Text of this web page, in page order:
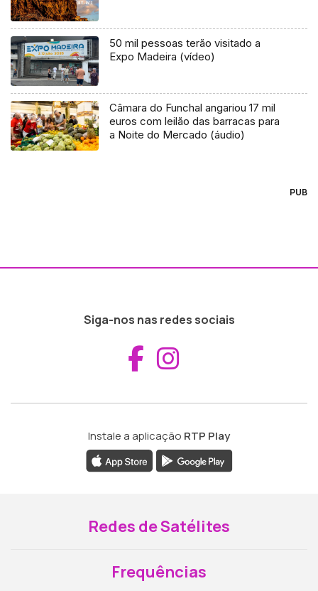
50 mil pessoas terão visitado a
Expo Madeira (vídeo)
Câmara do Funchal angariou 17 mil
euros com leilão das barracas para
a Noite do Mercado (áudio)
PUB
Siga-nos nas redes sociais
Aceder ao
Instale a aplicação RTP Play
Redes de Satélites
Frequências